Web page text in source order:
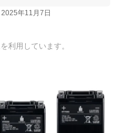
年11月7日
利用しています。